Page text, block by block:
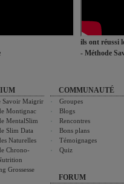
ils ont réussi
- Méthode
Savoir Maigrir
Montignac
MentalSlim
Slim Data
Naturelles
Chrono-
Grossesse
COMMUNAUTÉ
Groupes
Blogs
Rencontres
Bons plans
Témoignages
Quiz
FORUM